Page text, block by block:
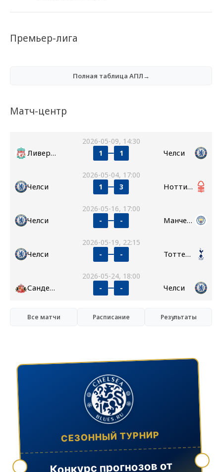
Премьер-лига
Полная таблица АПЛ→
Матч-центр
2026-05-09, 14:30
Ливерпуль 1 1 Челси
2026-05-04, 17:00
Челси 1 3 Ноттингем Форест
2026-05-16, 17:00
Челси - - Манчестер Сити
2026-05-19, 22:15
Челси - - Тоттенхэм
2026-05-24, 18:00
Сандерленд - - Челси
Все матчи Расписание Результаты
СЕЗОННЫЙ ТУРНИР
Конкурс прогнозов от